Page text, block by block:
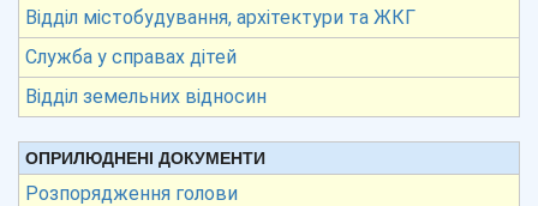
Відділ містобудування, архітектури та ЖКГ
Служба у справах дітей
Відділ земельних відносин
ОПРИЛЮДНЕНІ ДОКУМЕНТИ
Розпорядження голови